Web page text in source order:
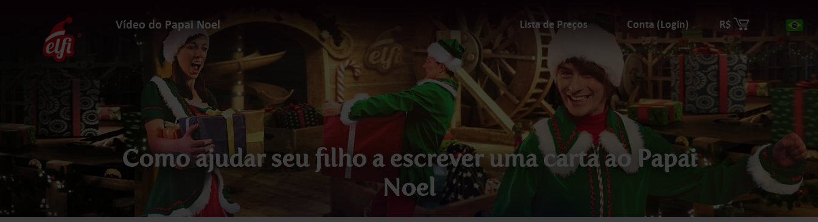
Vídeo do Papai Noel Lista de Preços Conta (Login) R$
Como ajudar seu filho a escrever uma carta ao Papai
Noel